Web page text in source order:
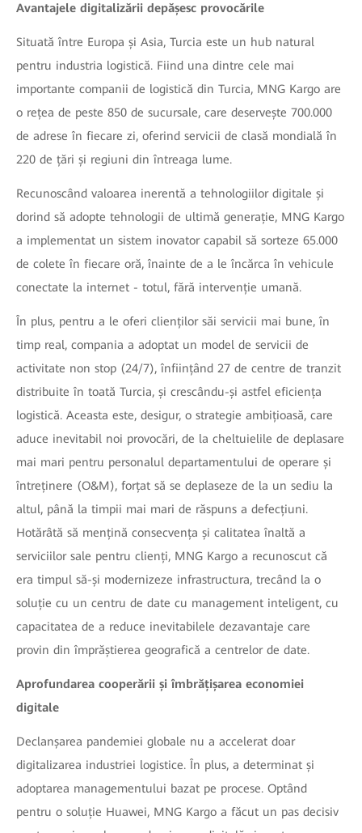
Avantajele digitalizării depășesc provocările
Situată între Europa și Asia, Turcia este un hub natural
pentru industria logistică. Fiind una dintre cele mai
importante companii de logistică din Turcia, MNG Kargo are
o rețea de peste 850 de sucursale, care deservește 700.000
de adrese în fiecare zi, oferind servicii de clasă mondială în
220 de țări și regiuni din întreaga lume.
Recunoscând valoarea inerentă a tehnologiilor digitale și
dorind să adopte tehnologii de ultimă generație, MNG Kargo
a implementat un sistem inovator capabil să sorteze 65.000
de colete în fiecare oră, înainte de a le încărca în vehicule
conectate la internet - totul, fără intervenție umană.
În plus, pentru a le oferi clienților săi servicii mai bune, în
timp real, compania a adoptat un model de servicii de
activitate non stop (24/7), înființând 27 de centre de tranzit
distribuite în toată Turcia, și crescându-și astfel eficiența
logistică. Aceasta este, desigur, o strategie ambițioasă, care
aduce inevitabil noi provocări, de la cheltuielile de deplasare
mai mari pentru personalul departamentului de operare și
întreținere (O&M), forțat să se deplaseze de la un sediu la
altul, până la timpii mai mari de răspuns a defecțiuni.
Hotărâtă să mențină consecvența și calitatea înaltă a
serviciilor sale pentru clienți, MNG Kargo a recunoscut că
era timpul să-și modernizeze infrastructura, trecând la o
soluție cu un centru de date cu management inteligent, cu
capacitatea de a reduce inevitabilele dezavantaje care
provin din împrăștierea geografică a centrelor de date.
Aprofundarea cooperării și îmbrățișarea economiei
digitale
Declanșarea pandemiei globale nu a accelerat doar
digitalizarea industriei logistice. În plus, a determinat și
adoptarea managementului bazat pe procese. Optând
pentru o soluție Huawei, MNG Kargo a făcut un pas decisiv